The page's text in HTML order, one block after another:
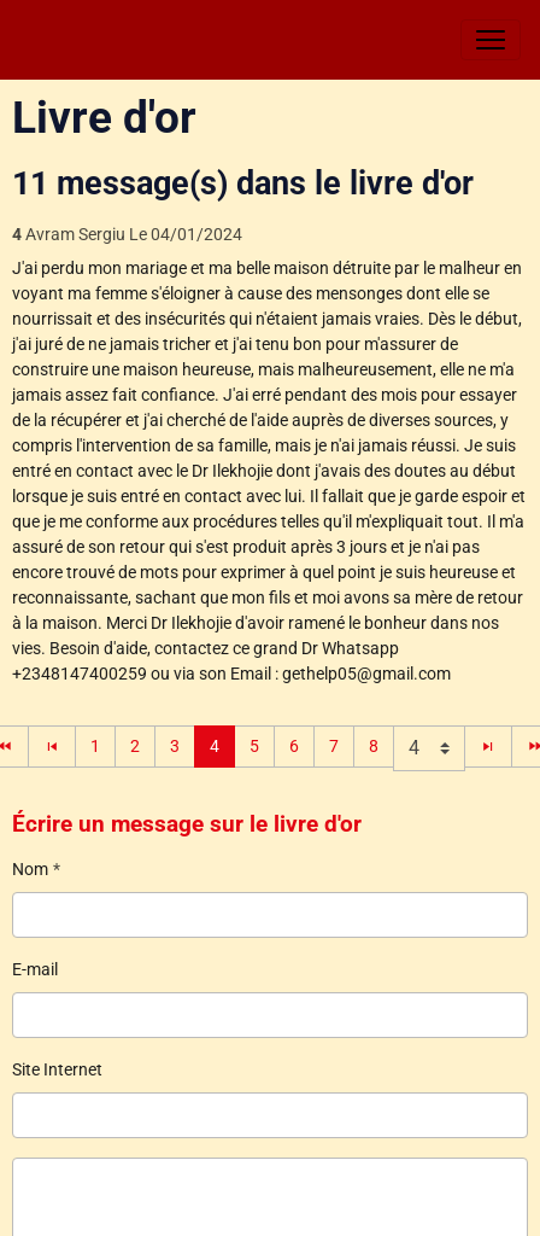
Livre d'or
11 message(s) dans le livre d'or
4Avram Sergiu Le 04/01/2024
J'ai perdu mon mariage et ma belle maison détruite par le malheur en
voyant ma femme s'éloigner à cause des mensonges dont elle se
nourrissait et des insécurités qui n'étaient jamais vraies. Dès le début,
j'ai juré de ne jamais tricher et j'ai tenu bon pour m'assurer de
construire une maison heureuse, mais malheureusement, elle ne m'a
jamais assez fait confiance. J'ai erré pendant des mois pour essayer
de la récupérer et j'ai cherché de l'aide auprès de diverses sources, y
compris l'intervention de sa famille, mais je n'ai jamais réussi. Je suis
entré en contact avec le Dr Ilekhojie dont j'avais des doutes au début
lorsque je suis entré en contact avec lui. Il fallait que je garde espoir et
que je me conforme aux procédures telles qu'il m'expliquait tout. Il m'a
assuré de son retour qui s'est produit après 3 jours et je n'ai pas
encore trouvé de mots pour exprimer à quel point je suis heureuse et
reconnaissante, sachant que mon fils et moi avons sa mère de retour
à la maison. Merci Dr Ilekhojie d'avoir ramené le bonheur dans nos
vies. Besoin d'aide, contactez ce grand Dr Whatsapp
+2348147400259 ou via son Email : gethelp05@gmail.com
1 2 3 4 5 6 7 8
Écrire un message sur le livre d'or
Nom
E-mail
Site Internet